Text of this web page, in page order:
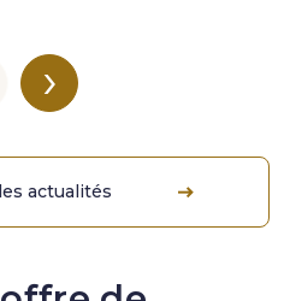
›
actualités